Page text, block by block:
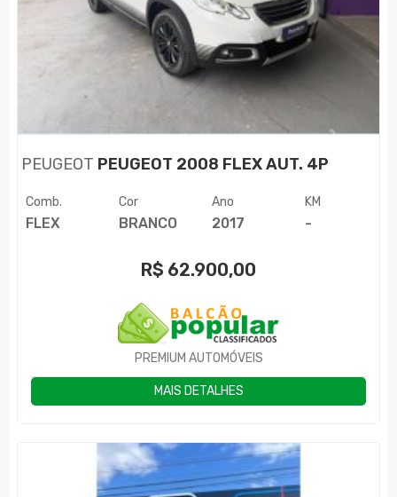
PEUGEOT PEUGEOT 2008 FLEX AUT. 4P
Comb.
FLEX
Cor
BRANCO
Ano
2017
KM
-
R$ 62.900,00
PREMIUM AUTOMÓVEIS
MAIS DETALHES